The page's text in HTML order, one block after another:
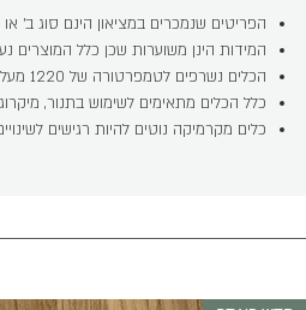
הפריטים שנמכרים במציאון הינם סוג ב'
המידות הינן משוערות שכן כלל המוצרים
הכלים נשרפים לטמפרטורה של 1220 מעלות והינם בטוחים לחלוטין לשימוש במזון.
כלל הכלים מתאימים לשימוש בתנור,
כלים מקרמיקה נוטים להיות רגישים